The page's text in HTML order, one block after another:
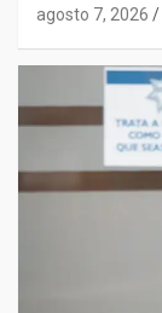
agosto 7, 2026